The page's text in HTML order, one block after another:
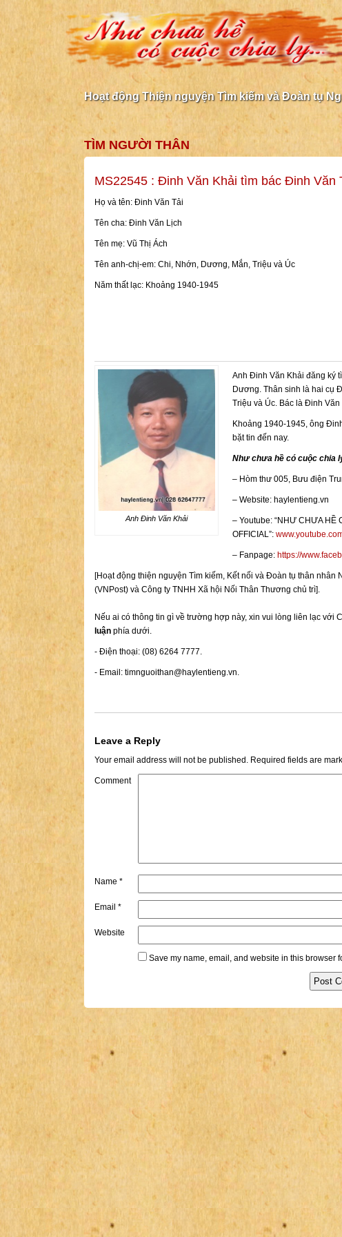
Hoạt động Thiện nguyện Tìm kiếm và Đoàn tụ
TÌM NGƯỜI THÂN
MS22545 : Đinh Văn Khải tìm bác Đinh Văn
Họ và tên: Đinh Văn Tải
Tên cha: Đinh Văn Lịch
Tên mẹ: Vũ Thị Ách
Tên anh-chị-em: Chi, Nhớn, Dương, Mắn, Triệu và Úc
Năm thất lạc: Khoảng 1940-1945
Anh Đinh Văn Khải
Anh Đinh Văn Khải đăng ký
Dương. Thân sinh là hai cụ
Triệu và Úc. Bác là Đinh Văn
Khoảng 1940-1945, ông
bặt tin đến nay.
Như chưa hề có cuộc chia
– Hòm thư 005, Bưu điện
– Website: haylentieng.vn
– Youtube: “NHƯ CHƯA HỀ
OFFICIAL”:
– Fanpage: https://
[Hoạt động thiện nguyện Tìm kiếm, Kết nối và Đoàn tụ thân
(VNPost) và Công ty TNHH Xã hội Nối Thân Thương chủ trì].
Nếu ai có thông tin gì về trường hợp này, xin vui lòng liên lạc với
luận phía dưới.
- Điện thoại: (08) 6264 7777.
- Email: timnguoithan@haylentieng.vn
Leave a Reply
Your email address will not be published. Required fields are
Comment
Name *
Email *
Website
Save my name, email, and website in this browser